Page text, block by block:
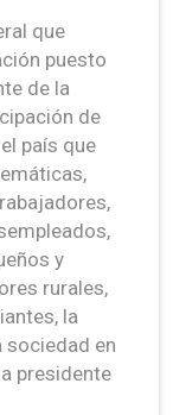
que
puesto
de la
de
país que
y
rurales,
la
sociedad en
presidente